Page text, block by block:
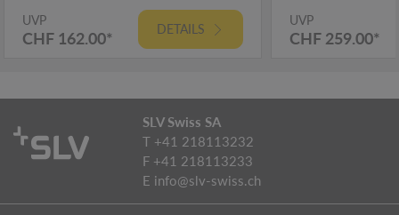
UVP
CHF 162.00* DETAILS
UVP
CHF 259.00*
SLV Swiss SA
T +41 218113232
F +41 218113233
E info@slv-swiss.ch